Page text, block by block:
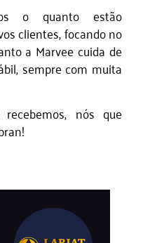
o quanto estão
clientes, focando no
a Marvee cuida de
sempre com muita
nós que